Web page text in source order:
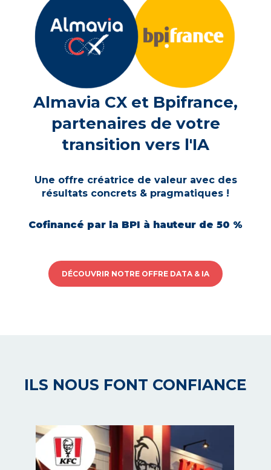
Almavia CX et Bpifrance,
partenaires de votre
transition vers l'IA
Une offre créatrice de valeur avec des
résultats concrets & pragmatiques !
Cofinancé par la BPI à hauteur de 50 %
DÉCOUVRIR NOTRE OFFRE DATA & IA
ILS NOUS FONT CONFIANCE